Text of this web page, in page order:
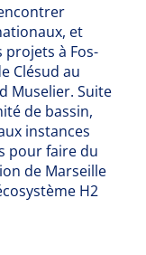
et
à Fos-
Clésud au
Muselier. Suite
de bassin,
instances
pour faire du
de Marseille
H2